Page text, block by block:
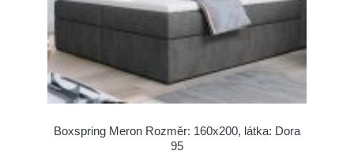
Boxspring Meron Rozměr: 160x200, látka: Dora
95